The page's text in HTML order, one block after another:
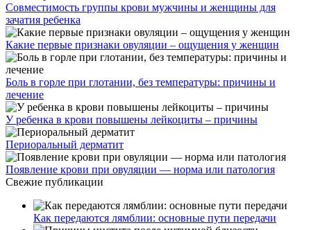
Совместимость группы крови мужчины и женщины для
зачатия ребенка
Какие первые признаки овуляции – ощущения у женщин
Боль в горле при глотании, без температуры: причины и
лечение
У ребенка в крови повышены лейкоциты – причины
Периоральный дерматит
Появление крови при овуляции — норма или патология
Свежие публикации
Как передаются лямблии: основные пути передачи